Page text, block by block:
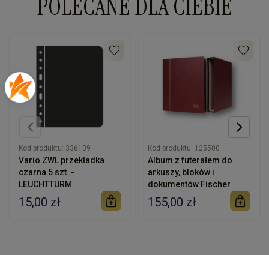
POLECANE DLA CIEBIE
Kod produktu: 336139
Vario ZWL przekładka
czarna 5 szt. -
LEUCHTTURM
15,00 zł
Kod produktu: 125500
Album z futerałem do
arkuszy, bloków i
dokumentów Fischer
155,00 zł